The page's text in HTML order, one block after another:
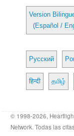
Version
(Español /
Русский
हिन्दी தமிழ்
© 1998-2026,
Network. Todas las